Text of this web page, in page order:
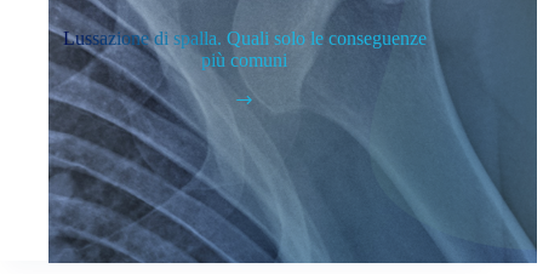
Lussazione di spalla. Quali solo le conseguenze
più comuni